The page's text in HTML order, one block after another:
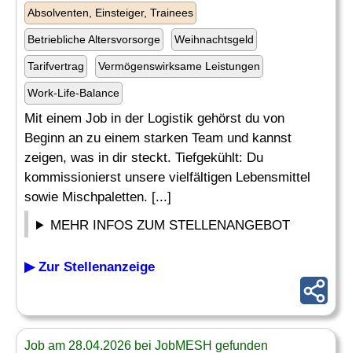
Absolventen, Einsteiger, Trainees
Betriebliche Altersvorsorge Weihnachtsgeld
Tarifvertrag Vermögenswirksame Leistungen
Work-Life-Balance
Mit einem Job in der Logistik gehörst du von
Beginn an zu einem starken Team und kannst
zeigen, was in dir steckt. Tiefgekühlt: Du
kommissionierst unsere vielfältigen Lebensmittel
sowie Mischpaletten. [...]
MEHR INFOS ZUM STELLENANGEBOT
▶ Zur Stellenanzeige
Job am 28.04.2026 bei JobMESH gefunden